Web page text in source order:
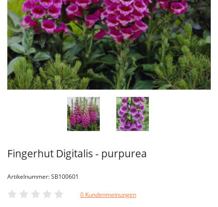
Fingerhut Digitalis - purpurea
Artikelnummer: SB100601
0 Kundenmeinungen